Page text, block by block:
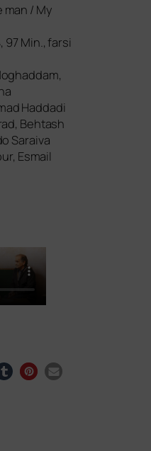
man / My
97 Min., far­si
Haddadi
Behtash
Saraiva
Esmail